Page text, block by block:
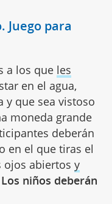
Juego para
a los que les
en el agua,
y que sea vistoso
moneda grande
deberán
en el que tiras el
ojos abiertos y
Los niños deberán